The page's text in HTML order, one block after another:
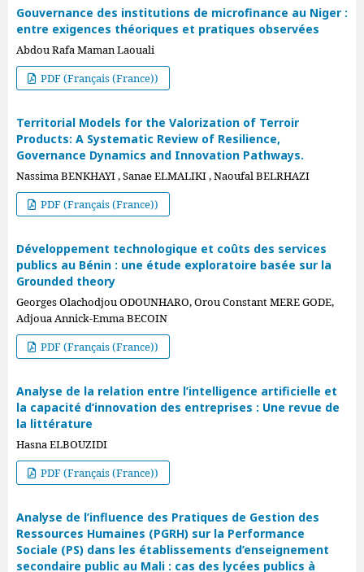
Gouvernance des institutions de microfinance au Niger :
entre exigences théoriques et pratiques observées
Abdou Rafa Maman Laouali
PDF (Français (France))
Territorial Models for the Valorization of Terroir
Products: A Systematic Review of Resilience,
Governance Dynamics and Innovation Pathways.
Nassima BENKHAYI , Sanae ELMALIKI , Naoufal BELRHAZI
PDF (Français (France))
Développement technologique et coûts des services
publics au Bénin : une étude exploratoire basée sur la
Grounded theory
Georges Olachodjou ODOUNHARO, Orou Constant MERE GODE,
Adjoua Annick-Emma BECOIN
PDF (Français (France))
Analyse de la relation entre l’intelligence artificielle et
la capacité d’innovation des entreprises : Une revue de
la littérature
Hasna ELBOUZIDI
PDF (Français (France))
Analyse de l’influence des Pratiques de Gestion des
Ressources Humaines (PGRH) sur la Performance
Sociale (PS) dans les établissements d’enseignement
secondaire public au Mali : cas des lycées publics à